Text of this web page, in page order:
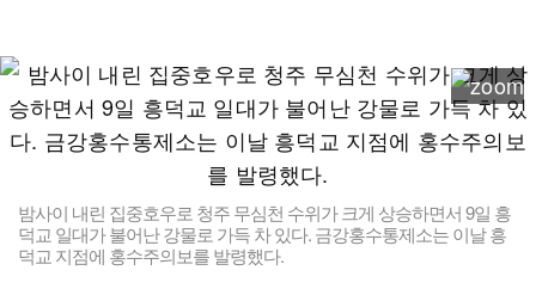
밤사이 내린 집중호우로 청주 무심천 수위가 크게 상승하면서 9일 흥
덕교 일대가 불어난 강물로 가득 차 있다. 금강홍수통제소는 이날 흥
덕교 지점에 홍수주의보를 발령했다.